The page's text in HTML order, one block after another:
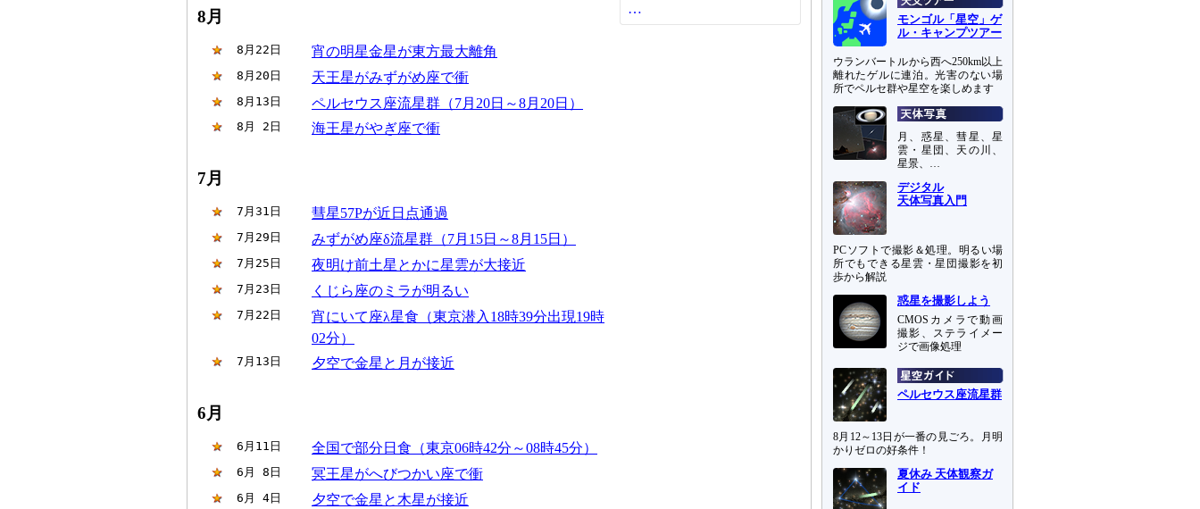
8月
8月22日 宵の明星金星が東方最大離角
8月20日 天王星がみずがめ座で衝
8月13日 ペルセウス座流星群（7月20日～8月20日）
8月 2日 海王星がやぎ座で衝
7月
7月31日 彗星57Pが近日点通過
7月29日 みずがめ座δ流星群（7月15日～8月15日）
7月25日 夜明け前土星とかに星雲が大接近
7月23日 くじら座のミラが明るい
7月22日
宵にいて座λ星食（東京潜入18時39分出現19時
02分）
7月13日 夕空で金星と月が接近
6月
6月11日 全国で部分日食（東京06時42分～08時45分）
6月 8日 冥王星がへびつかい座で衝
6月 4日 夕空で金星と木星が接近
…
モンゴル「星空」ゲ
ル・キャンプツアー
ウランバートルから西へ250km以上
離れたゲルに連泊。光害のない場
所でペルセ群や星空を楽しめます
月、惑星、彗星、星
雲・星団、天の川、
星景、…
デジタル
天体写真入門
PCソフトで撮影＆処理。明るい場
所でもできる星雲・星団撮影を初
歩から解説
惑星を撮影しよう
CMOSカメラで動画
撮影、ステライメー
ジで画像処理
ペルセウス座流星群
8月12～13日が一番の見ごろ。月明
かりゼロの好条件！
夏休み 天体観察ガ
イド